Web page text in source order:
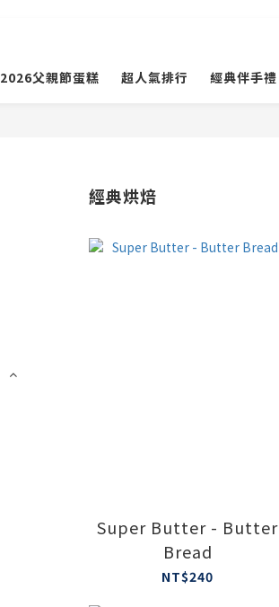
2026父親節蛋糕 超人氣排行 經典伴手禮
經典烘焙
Super Butter - Butter
Bread
NT$240